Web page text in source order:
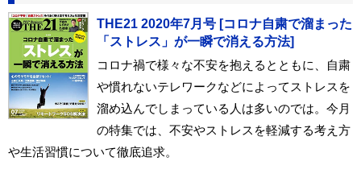
THE21 2020年7月号 [コロナ自粛で溜まった
「ストレス」が一瞬で消える方法]
コロナ禍で様々な不安を抱えるとともに、自粛
や慣れないテレワークなどによってストレスを
溜め込んでしまっている人は多いのでは。今月
の特集では、不安やストレスを軽減する考え方
や生活習慣について徹底追求。